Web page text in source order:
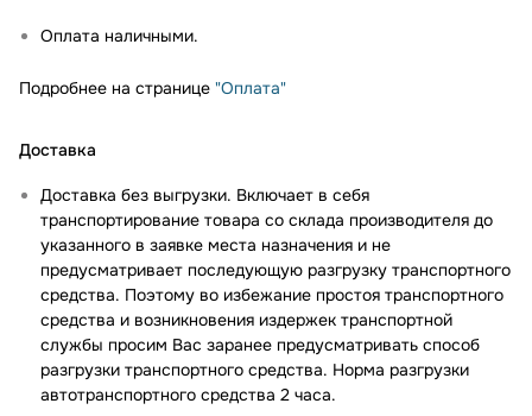
Оплата наличными.
Подробнее на странице "Оплата"
Доставка
Доставка без выгрузки. Включает в себя
транспортирование товара со склада производителя до
указанного в заявке места назначения и не
предусматривает последующую разгрузку транспортного
средства. Поэтому во избежание простоя транспортного
средства и возникновения издержек транспортной
службы просим Вас заранее предусматривать способ
разгрузки транспортного средства. Норма разгрузки
автотранспортного средства 2 часа.